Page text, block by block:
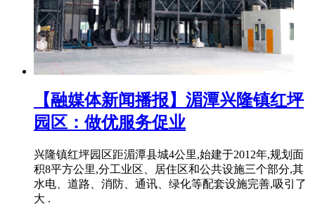
【融媒体新闻播报】湄潭兴隆镇红坪
园区：做优服务促业
兴隆镇红坪园区距湄潭县城4公里,始建于2012年,规划面
积8平方公里,分工业区、居住区和公共设施三个部分,其
水电、道路、消防、通讯、绿化等配套设施完善,吸引了
大 .